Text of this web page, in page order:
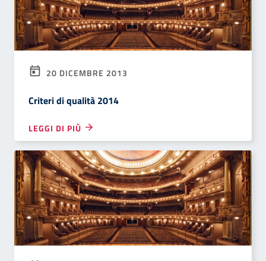
20 DICEMBRE 2013
Criteri di qualità 2014
LEGGI DI PIÙ